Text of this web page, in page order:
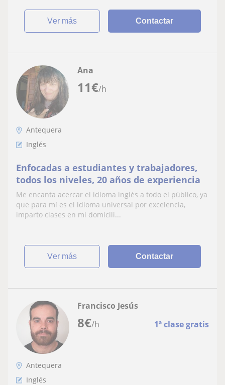
ver más Contactar
11€/h
Ana
Antequera
Inglés
Enfocadas a estudiantes y trabajadores,
todos los niveles, 20 años de experiencia
Me encanta acercar el idioma inglés a todo el público, ya
que para mí es el idioma universal por excelencia,
imparto clases en mi domicili...
ver más Contactar
8€/h 1ª clase gratis
Francisco Jesús
Antequera
Inglés